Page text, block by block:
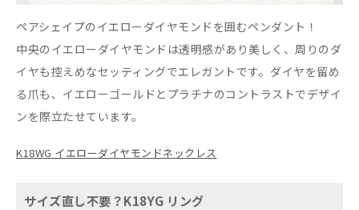
ペアシェイプのイエローダイヤモンドを囲むペンダント！
中央のイエローダイヤモンドは透明感があり美しく、周りのダ
イヤも控えめなセッティングでエレガントです。ダイヤを留め
る爪も、イエローゴールドとプラチナのコントラストでデザイ
ンを際立たせています。
K18WG イエローダイヤモンドネックレス
サイズ直し不要？K18YG リング